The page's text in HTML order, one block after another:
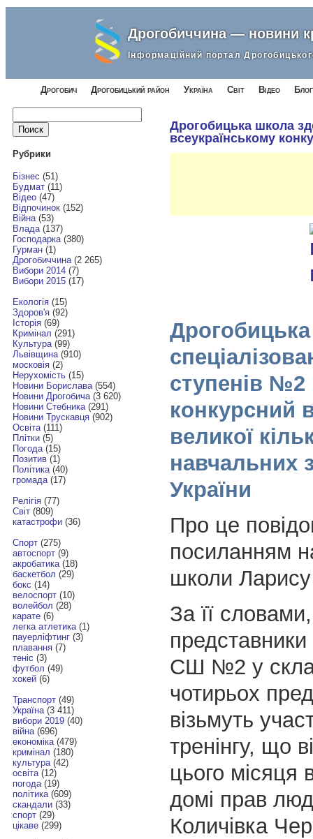
Дрогобиччина — новини
Інформаційний портал
Дрогобич Дрогобицький район Україна Світ Відео
Найти:
Рубрики
Бізнес (51)
Будмат(11)
Відео(47)
Відпочинок(152)
Війна(53)
Влада(137)
Господарка(380)
Гурман(1)
Дрогобиччина(2 265)
Вибори 2014(7)
Вибори 2015(17)
Екологія(15)
Здоров'я(92)
Історія(69)
Кримінал (291)
Культура(99)
Львівщина(910)
московія(2)
Нерухомість(15)
Новини Борислава(554)
Новини Дрогобича(3 620)
Новини Стебника(291)
Новини Трускавця(902)
Освіта(111)
Плітки(5)
Погода(15)
Позитив(1)
Політика(40)
громада(17)
Релігія(77)
Світ(809)
катастрофи(36)
Спорт(275)
автоспорт(9)
акробатика(18)
баскетбол (29)
бокс (14)
велоспорт(10)
волейбол (28)
карате(6)
легка атлетика(1)
пауерліфтинг(3)
плавання(7)
теніс (3)
футбол (49)
хокей(6)
Транспорт(49)
Україна(3 411)
вибори 2019(40)
війна(696)
економіка(479)
кримінал (180)
культура(42)
освіта(12)
погода(19)
політика(609)
скандали(33)
спорт(29)
цікаве(299)
Дрогобицька школа
всеукраїнському
Дрогобицька
ступенів
конкурсний
великої
навчальних
України
Про це
посиланням
школи
За її словами,
СШ №2 у
чотирьох
візьмуть
тренінгу, що
цього місяця
домі прав
Количівка